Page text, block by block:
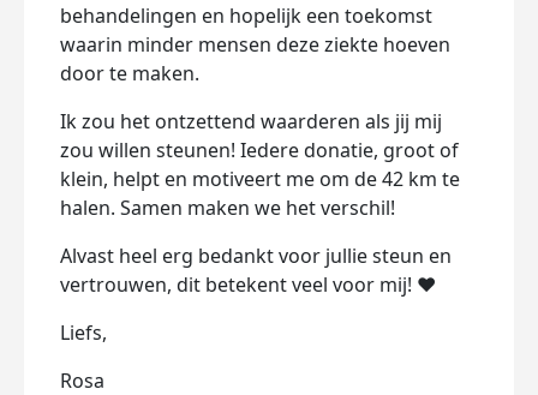
behandelingen en hopelijk een toekomst
waarin minder mensen deze ziekte hoeven
door te maken.
Ik zou het ontzettend waarderen als jij mij
zou willen steunen! Iedere donatie, groot of
klein, helpt en motiveert me om de 42 km te
halen. Samen maken we het verschil!
Alvast heel erg bedankt voor jullie steun en
vertrouwen, dit betekent veel voor mij! ❤️
Liefs,
Rosa